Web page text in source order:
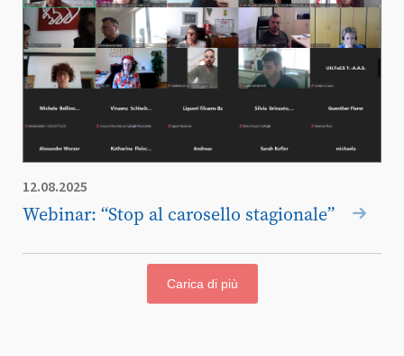
12.08.2025
Webinar: “Stop al carosello stagionale”
Carica di più